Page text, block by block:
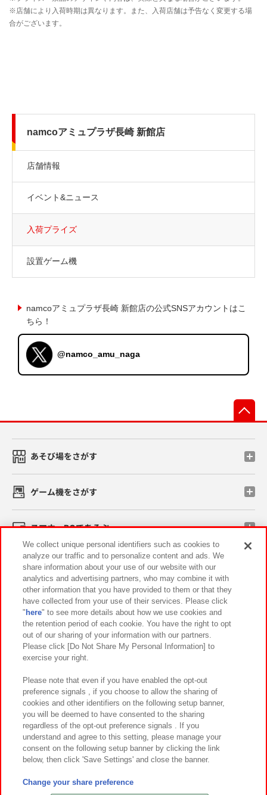
namcoアミュプラザ長崎 新館店
店舗情報
イベント&ニュース
入荷プライズ
設置ゲーム機
namcoアミュプラザ長崎 新館店の公式SNSアカウントはこ
ちら！
@namco_amu_naga
あそび場をさがす
ゲーム機をさがす
スマホ・PCであそぶ
イベント・キャンペーン
関連会社 サステナビリティ サイトポリシー
プライバシーポリシー ウェブアクセシビリティ方針と検証結果
お取引先さまとともに
カスタマーハラスメント対応方針 よくあるご質問・お問い合わせ
©Bandai Namco Amusement Inc.
©Bandai Namco Amusement Lab Inc.
We collect unique personal identifiers such as cookies to
analyze our traffic and to personalize content and ads. We
share information about your use of our website with our
analytics and advertising partners, who may combine it with
other information that you have provided to them or that they
have collected from your use of their services. Please click
" here" to see more details about how we use cookies and
the retention period of each cookie. You have the right to opt
out of our sharing of your information with our partners.
Please click [Do Not Share My Personal Information] to
exercise your right.
Please note that even if you have enabled the opt-out
preference signals , if you choose to allow the sharing of
cookies and other identifiers on the following setup banner,
you will be deemed to have consented to the sharing
regardless of the opt-out preference signals . If you
understand and agree to this setting, please manage your
consent on the following setup banner by clicking the link
below, then click 'Save Settings' and close the banner.
Change your share preference